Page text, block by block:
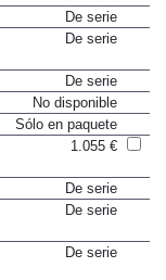
De serie
De serie
De serie
No disponible
Sólo en paquete
De serie